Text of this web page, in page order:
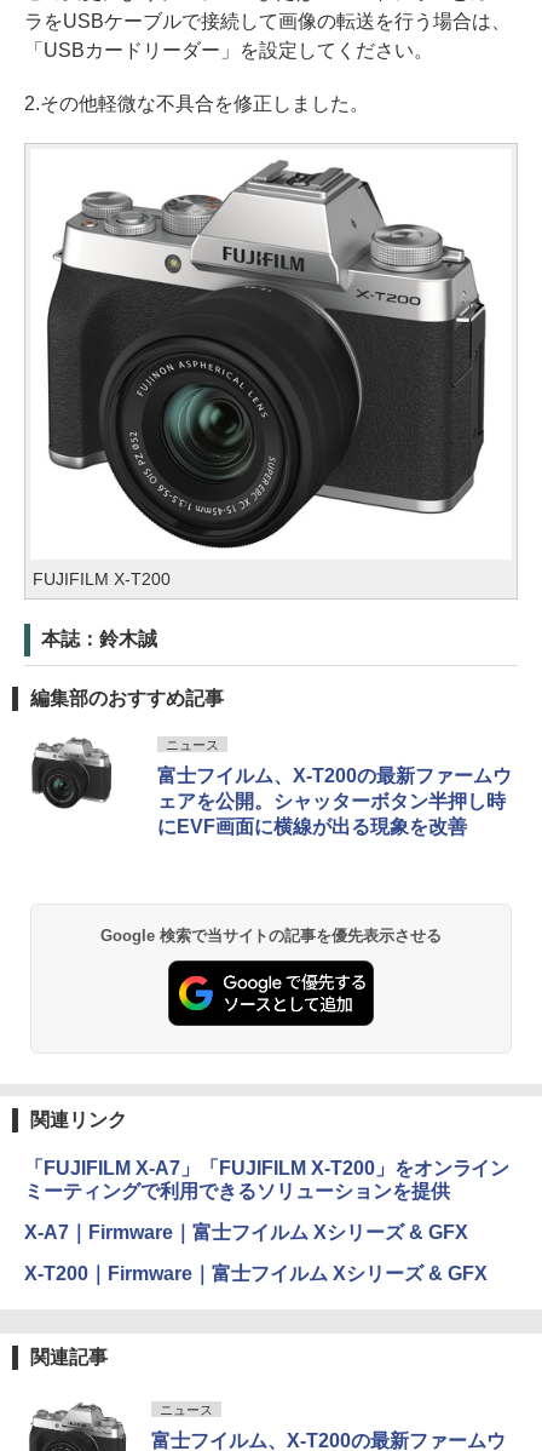
ラをUSBケーブルで接続して画像の転送を行う場合は、
「USBカードリーダー」を設定してください。
2.その他軽微な不具合を修正しました。
FUJIFILM X-T200
本誌：鈴木誠
編集部のおすすめ記事
ニュース
富士フイルム、X-T200の最新ファームウ
ェアを公開。シャッターボタン半押し時
にEVF画面に横線が出る現象を改善
Google 検索で当サイトの記事を優先表示させる
関連リンク
「FUJIFILM X-A7」「FUJIFILM X-T200」をオンライン
ミーティングで利用できるソリューションを提供
X-A7｜Firmware｜富士フイルム Xシリーズ & GFX
X-T200｜Firmware｜富士フイルム Xシリーズ & GFX
関連記事
ニュース
富士フイルム、X-T200の最新ファームウ